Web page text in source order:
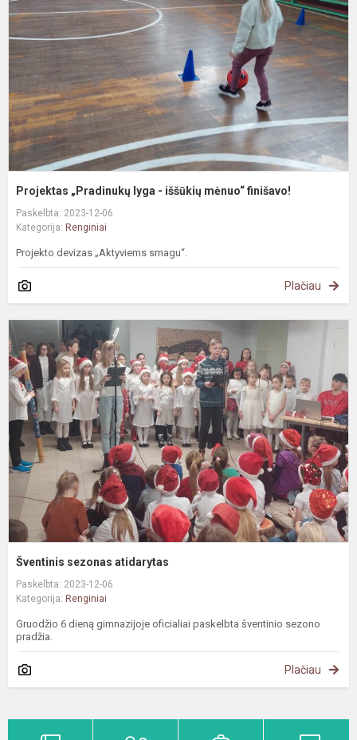
Projektas „Pradinukų lyga - iššūkių mėnuo“ finišavo!
Paskelbta: 2023-12-06
Kategorija: Renginiai
Projekto devizas „Aktyviems smagu“.
Plačiau
Šventinis sezonas atidarytas
Paskelbta: 2023-12-06
Kategorija: Renginiai
Gruodžio 6 dieną gimnazijoje oficialiai paskelbta šventinio sezono
pradžia.
Plačiau